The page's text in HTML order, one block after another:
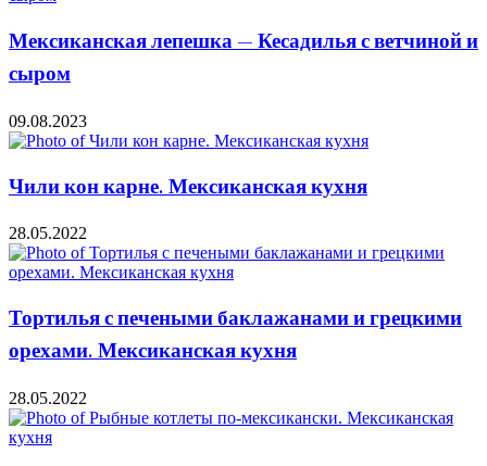
Мексиканская лепешка — Кесадилья с ветчиной и
сыром
09.08.2023
Чили кон карне. Мексиканская кухня
28.05.2022
Тортилья с печеными баклажанами и грецкими
орехами. Мексиканская кухня
28.05.2022